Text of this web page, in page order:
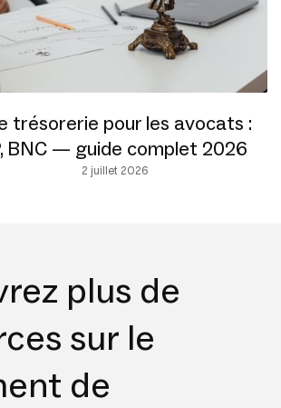
trésorerie pour les avocats :
BNC — guide complet 2026
2 juillet 2026
plus de
sur le
de